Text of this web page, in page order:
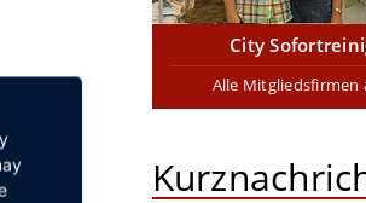
City
Alle Mitgliedsfirmen